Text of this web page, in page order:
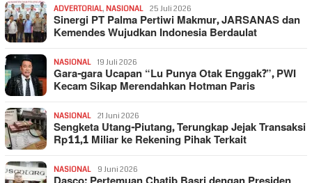
ADVERTORIAL, NASIONAL 25 Juli 2026
Sinergi PT Palma Pertiwi Makmur, JARSANAS dan
Kemendes Wujudkan Indonesia Berdaulat
NASIONAL 19 Juli 2026
Gara-gara Ucapan “Lu Punya Otak Enggak?”, PWI
Kecam Sikap Merendahkan Hotman Paris
NASIONAL 21 Juni 2026
Sengketa Utang-Piutang, Terungkap Jejak Transaksi
Rp11,1 Miliar ke Rekening Pihak Terkait
NASIONAL 9 Juni 2026